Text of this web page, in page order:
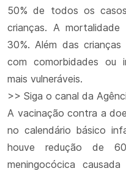
50% de todos os
crianças. A
30%. Além das crianças
com comorbidades ou
mais vulneráveis.
>> Siga o canal da
A vacinação contra a
no calendário básico
houve redução de
meningocócica